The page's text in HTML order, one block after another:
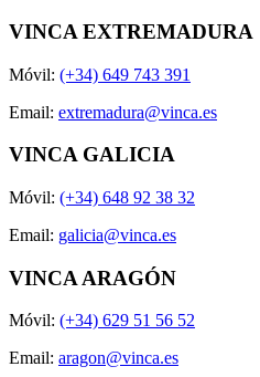
VINCA EXTREMADURA
Móvil: (+34) 649 743 391
Email: extremadura@vinca.es
VINCA GALICIA
Móvil: (+34) 648 92 38 32
Email: galicia@vinca.es
VINCA ARAGÓN
Móvil: (+34) 629 51 56 52
Email: aragon@vinca.es